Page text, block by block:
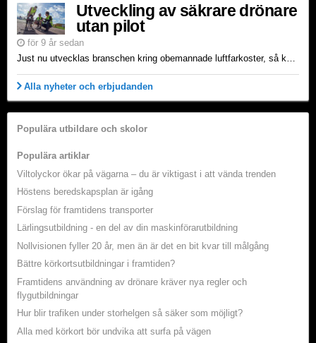
Utveckling av säkrare drönare
utan pilot
för 9 år sedan
Just nu utvecklas branschen kring obemannade luftfarkoster, så kallade drönare eller UAV, i rasande fart. Det som för några år sedan eventuellt kändes som en surrande fluga är nu högteknologisk magi....
Alla nyheter och erbjudanden
Populära utbildare och skolor
Populära artiklar
Viltolyckor ökar på vägarna – du är viktigast i att vända trenden
Höstens beredskapsplan är igång
Förslag för framtidens transporter
Lärlingsutbildning - en del av din maskinförarutbildning
Nollvisionen fyller 20 år, men än är det en bit kvar till målgång
Bättre körkortsutbildningar i framtiden?
Framtidens användning av drönare kräver nya regler och
flygutbildningar
Hur blir trafiken under storhelgen så säker som möjligt?
Alla med körkort bör undvika att surfa på vägen